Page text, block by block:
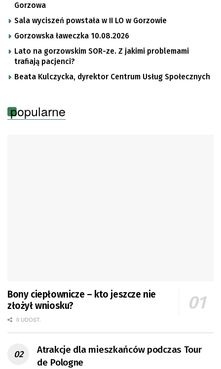
Gorzowa
Sala wyciszeń powstała w II LO w Gorzowie
Gorzowska ławeczka 10.08.2026
Lato na gorzowskim SOR-ze. Z jakimi problemami
trafiają pacjenci?
Beata Kulczycka, dyrektor Centrum Usług Społecznych
popularne
Bony ciepłownicze – kto jeszcze nie
złożył wniosku?
0 UDOST.
Atrakcje dla mieszkańców podczas Tour
de Pologne